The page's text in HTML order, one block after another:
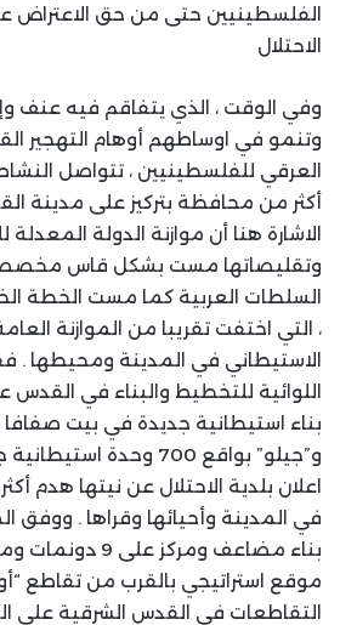
الفلسطينيين حتى من حق الاعتراض
الاحتلال
وفي الوقت ، الذي يتفاقم فيه عنف
وتنمو في اوساطهم أوهام التهجير
العرقي للفلسطينيين ، تتواصل
أكثر من محافظة بتركيز على مدينة
وتقليصاتها مست بشكل قاس
السلطات العربية كما مست الخطة
، التي اختفت تقريبا من الموازنة
الاستيطاني في المدينة ومحيطها .
اللوائية للتخطيط والبناء في
بناء استيطانية جديدة في بيت صفافا
و”جيلو” بواقع 700 وحدة
في المدينة وأحيائها وقراها . ووفق
بناء مضاعف
موقع استراتيجي بالقرب من تقاطع
التقاطعات في القدس الشرقية على